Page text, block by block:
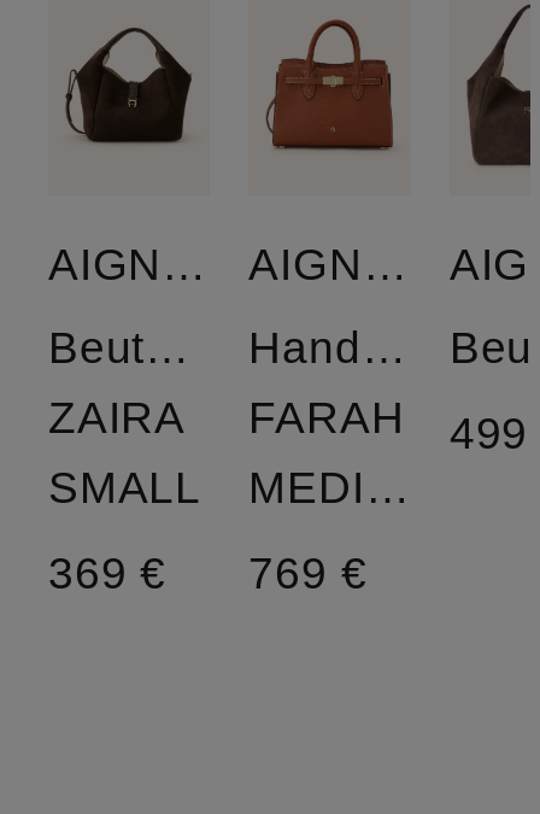
AIGNER
Beuteltasche
ZAIRA
SMALL
369 €
AIGNER
Handtasche
FARAH
MEDIUM
769 €
499